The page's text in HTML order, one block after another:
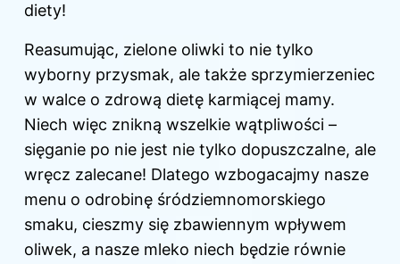
diety!
Reasumując, zielone oliwki to nie tylko
wyborny przysmak, ale także sprzymierzeniec
w walce o zdrową dietę karmiącej mamy.
Niech więc znikną wszelkie wątpliwości –
sięganie po nie jest nie tylko dopuszczalne, ale
wręcz zalecane! Dlatego wzbogacajmy nasze
menu o odrobinę śródziemnomorskiego
smaku, cieszmy się zbawiennym wpływem
oliwek, a nasze mleko niech będzie równie